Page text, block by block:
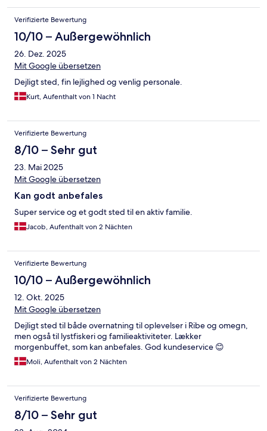
Verifizierte Bewertung
10/10 – Außergewöhnlich
26. Dez. 2025
Mit Google übersetzen
Dejligt sted, fin lejlighed og venlig personale.
Kurt, Aufenthalt von 1 Nacht
Verifizierte Bewertung
8/10 – Sehr gut
23. Mai 2025
Mit Google übersetzen
Kan godt anbefales
Super service og et godt sted til en aktiv familie.
Jacob, Aufenthalt von 2 Nächten
Verifizierte Bewertung
10/10 – Außergewöhnlich
12. Okt. 2025
Mit Google übersetzen
Dejligt sted til både overnatning til oplevelser i Ribe og omegn,
men også til lystfiskeri og familieaktiviteter. Lækker
morgenbuffet, som kan anbefales. God kundeservice 😊
Moli, Aufenthalt von 2 Nächten
Verifizierte Bewertung
8/10 – Sehr gut